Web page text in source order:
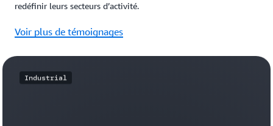
redéfinir leurs secteurs d’activité.
Voir plus de témoignages
Industrial